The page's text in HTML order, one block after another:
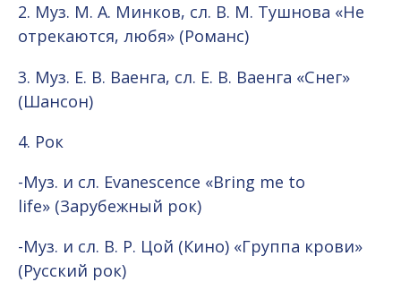
2. Муз. М. А. Минков, сл. В. М. Тушнова «Не
отрекаются, любя» (Романс)
3. Муз. Е. В. Ваенга, сл. Е. В. Ваенга «Снег»
(Шансон)
4. Рок
-Муз. и сл. Evanescence «Bring me to
life» (Зарубежный рок)
-Муз. и сл. В. Р. Цой (Кино) «Группа крови»
(Русский рок)